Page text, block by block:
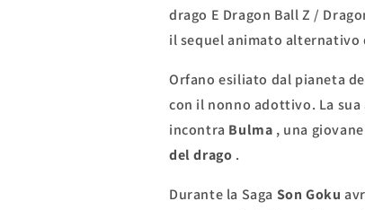
drago E Dragon Ball Z /
il sequel animato alternativo
Orfano esiliato dal pianeta
con il nonno adottivo. La
incontra Bulma , una
del drago .
Durante la Saga Son Goku